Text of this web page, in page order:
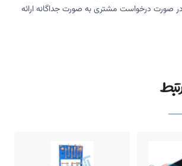
صورت درخواست مشتری به صورت جداگانه ارائه